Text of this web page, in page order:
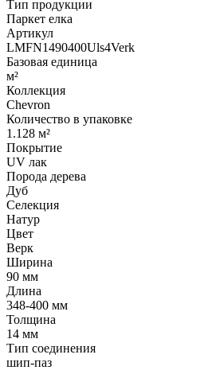
Тип продукции
Паркет елка
Артикул
LMFN1490400Uls4Verk
Базовая единица
м²
Коллекция
Chevron
Количество в упаковке
1.128 м²
Покрытие
UV лак
Порода дерева
Дуб
Селекция
Натур
Цвет
Верк
Ширина
90 мм
Длина
348-400 мм
Толщина
14 мм
Тип соединения
шип-паз